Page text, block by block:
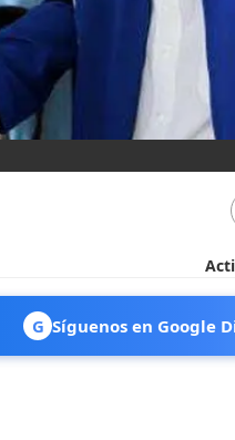
G Síguenos en Google